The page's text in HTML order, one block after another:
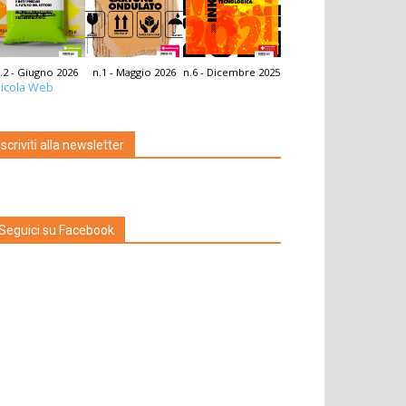
- Giugno 2026 n.1 - Maggio 2026 n.6 - Dicembre 2025
Web
alla newsletter
su Facebook